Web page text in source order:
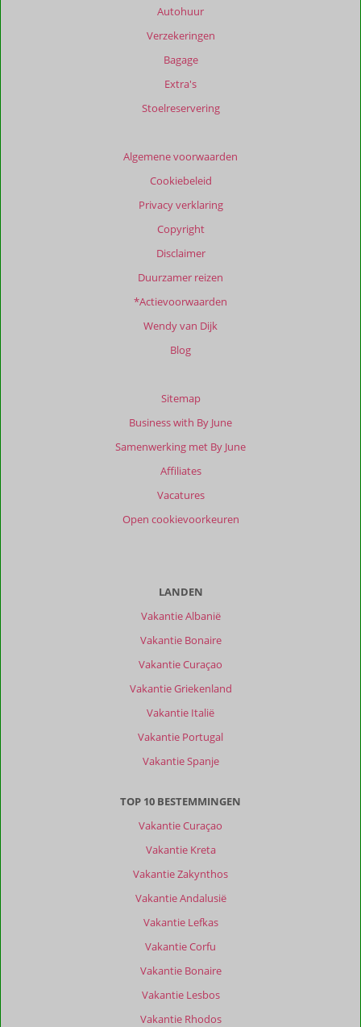
Autohuur
Verzekeringen
Bagage
Extra's
Stoelreservering
Algemene voorwaarden
Cookiebeleid
Privacy verklaring
Copyright
Disclaimer
Duurzamer reizen
*Actievoorwaarden
Wendy van Dijk
Blog
Sitemap
Business with By June
Samenwerking met By June
Affiliates
Vacatures
Open cookievoorkeuren
LANDEN
Vakantie Albanië
Vakantie Bonaire
Vakantie Curaçao
Vakantie Griekenland
Vakantie Italië
Vakantie Portugal
Vakantie Spanje
TOP 10 BESTEMMINGEN
Vakantie Curaçao
Vakantie Kreta
Vakantie Zakynthos
Vakantie Andalusië
Vakantie Lefkas
Vakantie Corfu
Vakantie Bonaire
Vakantie Lesbos
Vakantie Rhodos